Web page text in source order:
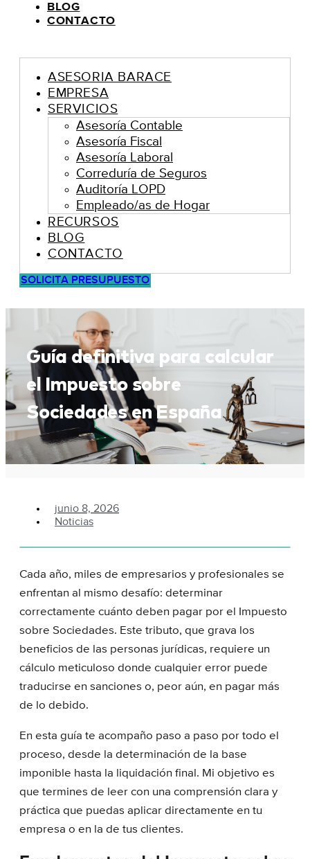
BLOG
CONTACTO
ASESORIA BARACE
EMPRESA
SERVICIOS
Asesoría Contable
Asesoría Fiscal
Asesoría Laboral
Correduría de Seguros
Auditoría LOPD
Empleado/as de Hogar
RECURSOS
BLOG
CONTACTO
SOLICITA PRESUPUESTO
Guía definitiva para calcular
el Impuesto sobre
Sociedades en España
junio 8, 2026
Noticias
Cada año, miles de empresarios y profesionales se
enfrentan al mismo desafío: determinar
correctamente cuánto deben pagar por el Impuesto
sobre Sociedades. Este tributo, que grava los
beneficios de las personas jurídicas, requiere un
cálculo meticuloso donde cualquier error puede
traducirse en sanciones o, peor aún, en pagar más
de lo debido.
En esta guía te acompaño paso a paso por todo el
proceso, desde la determinación de la base
imponible hasta la liquidación final. Mi objetivo es
que termines de leer con una comprensión clara y
práctica que puedas aplicar directamente en tu
empresa o en la de tus clientes.